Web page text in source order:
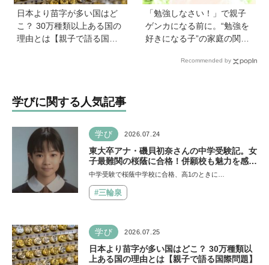
日本より苗字が多い国はど
こ？ 30万種類以上ある国の
理由とは【親子で語る国際
「勉強しなさい！」で親子
ゲンカになる前に。“勉強を
好きになる子”の家庭の関わ
永島瑠美先生に訊く》
Recommended by
学びに関する人気記事
学び 2026.07.24
東大卒アナ・磯貝初奈さんの中学受験記。女
子最難関の桜蔭に合格！併願校も魅力を感じ
た渋渋に。母親の声かけは「睡眠が何より大
中学受験で桜蔭中学校に合格、高1のときに…
#三輪泉
学び 2026.07.25
日本より苗字が多い国はどこ？ 30万種類以
上ある国の理由とは【親子で語る国際問題】